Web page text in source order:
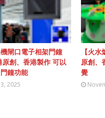
機閘口電子相架門鐘
創、香港製作 可以
鐘功能
2025
【火
原創、
覺